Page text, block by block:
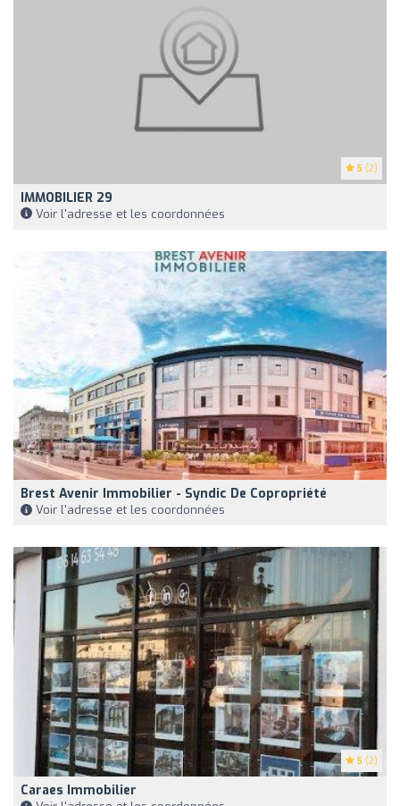
5 (2)
IMMOBILIER 29
Voir l'adresse et les coordonnées
Brest Avenir Immobilier - Syndic De Copropriété
Voir l'adresse et les coordonnées
5 (2)
Caraes Immobilier